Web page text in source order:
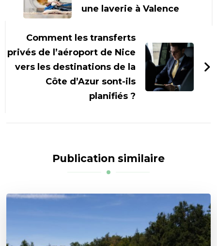
une laverie à Valence
Comment les transferts
privés de l’aéroport de Nice
vers les destinations de la
Côte d’Azur sont-ils
planifiés ?
Publication similaire